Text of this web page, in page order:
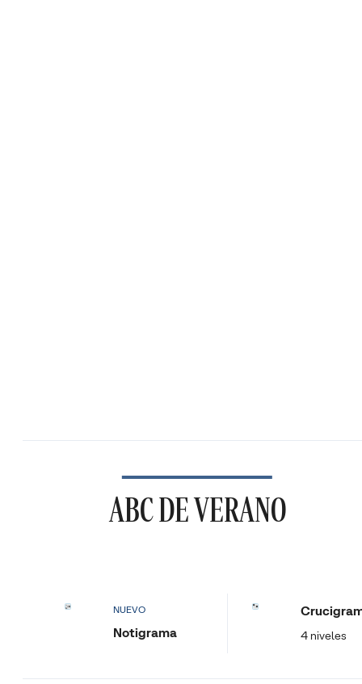
ABC DE VERANO
NUEVO
Notigrama 4 niveles